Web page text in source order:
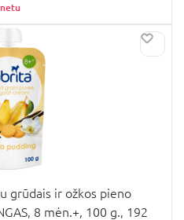
grūdais ir ožkos pieno
8 mėn.+, 100 g., 192